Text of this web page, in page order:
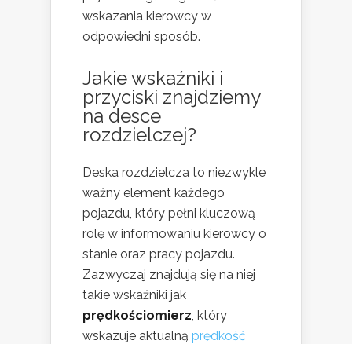
wskazania kierowcy w
odpowiedni sposób.
Jakie wskaźniki i
przyciski znajdziemy
na desce
rozdzielczej?
Deska rozdzielcza to niezwykle
ważny element każdego
pojazdu, który pełni kluczową
rolę w informowaniu kierowcy o
stanie oraz pracy pojazdu.
Zazwyczaj znajdują się na niej
takie wskaźniki jak
prędkościomierz, który
wskazuje aktualną prędkość